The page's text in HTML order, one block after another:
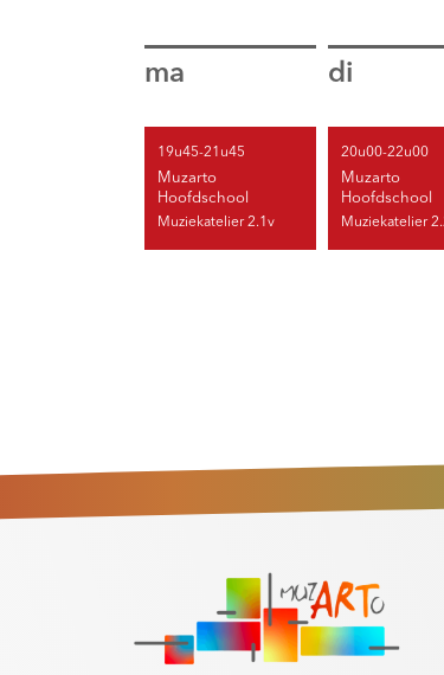
ma
19u45-21u45
Muzarto
Hoofdschool
Muziekatelier 2.1v
di
20u00-22u00
Muzarto
Hoofdschool
Muziekatelier